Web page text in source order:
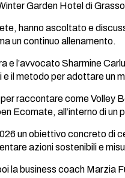
Garden Hotel di
hanno ascoltato e
un continuo allenamento.
l’avvocato Sharmine
il metodo per adottare un
per raccontare come
Ecomate, all’interno di un
un obiettivo concreto
azioni sostenibili e
la business coach Marzia